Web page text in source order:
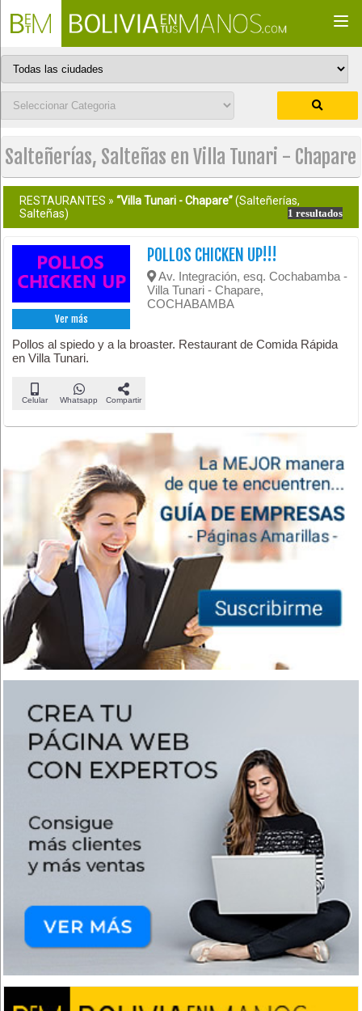
Salteñerías, Salteñas en Villa Tunari - Chapare
RESTAURANTES »“Villa Tunari - Chapare”(Salteñerías,
Salteñas)
1 resultados
Ver más
POLLOS CHICKEN UP!!!
Av. Integración, esq. Cochabamba -
Villa Tunari - Chapare,
COCHABAMBA
Pollos al spiedo y a la broaster. Restaurant de Comida Rápida
en Villa Tunari.
Celular Whatsapp Compartir